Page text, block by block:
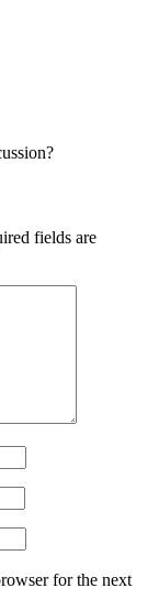
fields are
for the next